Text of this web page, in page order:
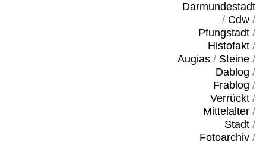
Darmundestadt
/ Cdw/
Pfungstadt/
Histofakt/
Augias/ Steine/
Dablog /
Frablog /
Verrückt/
Mittelalter/
Stadt/
Fotoarchiv/